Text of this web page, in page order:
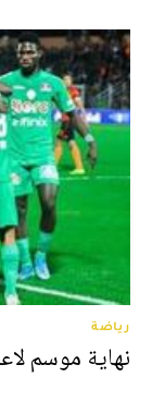
رياضة
نهاية موسم